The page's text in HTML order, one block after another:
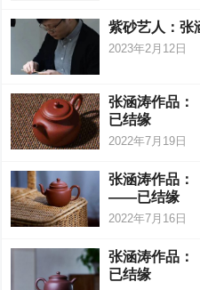
紫砂艺人：张
2023年2月12日
张涵涛作品
已结缘
2022年7月19日
张涵涛作品：
——已结缘
2022年7月16日
张涵涛作品
已结缘